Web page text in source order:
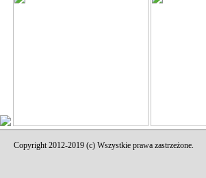
Copyright 2012-2019 (c) Wszystkie prawa zastrzeżone.